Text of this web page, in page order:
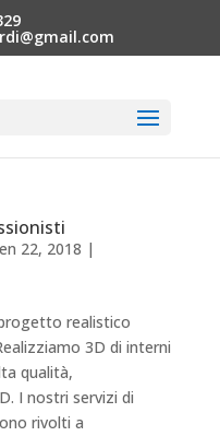
22, 2018 |
realistico
3D di interni
qualità,
I nostri servizi di
rivolti a